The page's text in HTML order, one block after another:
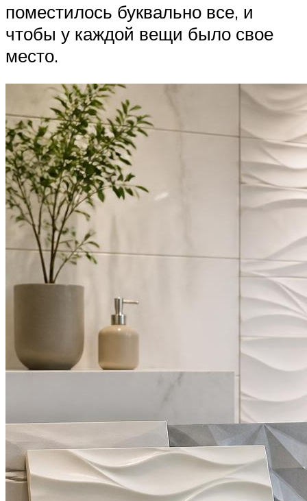
поместилось буквально все, и
чтобы у каждой вещи было свое
место.